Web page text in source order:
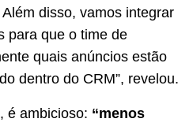
disso, vamos integrar
para que o time de
quais anúncios estão
dentro do CRM”, revelou.
é ambicioso: “menos